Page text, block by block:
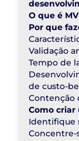
O que é
Por que
Validação
Tempo de
de custo-
Contenção
Como criar
Identifique